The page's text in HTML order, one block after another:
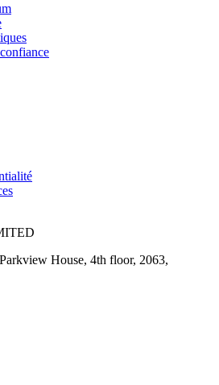
House, 4th floor, 2063,